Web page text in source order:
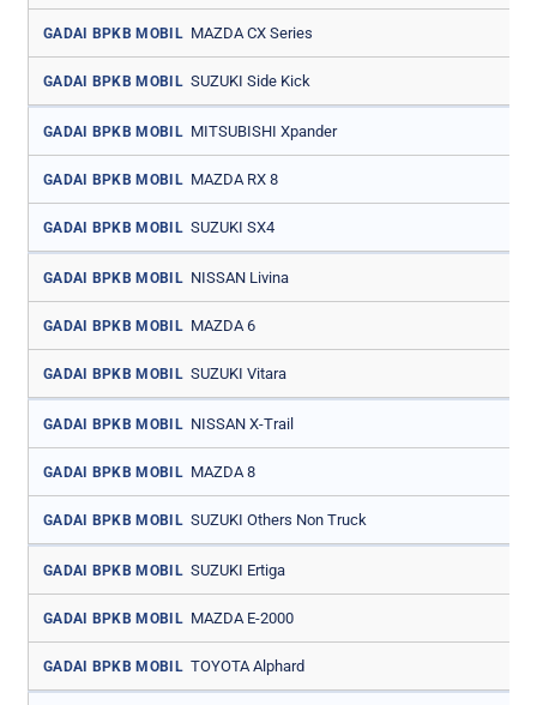
GADAI BPKB MOBIL MAZDA CX Series
GADAI BPKB MOBIL SUZUKI Side Kick
GADAI BPKB MOBIL MITSUBISHI Xpander
GADAI BPKB MOBIL MAZDA RX 8
GADAI BPKB MOBIL SUZUKI SX4
GADAI BPKB MOBIL NISSAN Livina
GADAI BPKB MOBIL MAZDA 6
GADAI BPKB MOBIL SUZUKI Vitara
GADAI BPKB MOBIL NISSAN X-Trail
GADAI BPKB MOBIL MAZDA 8
GADAI BPKB MOBIL SUZUKI Others Non Truck
GADAI BPKB MOBIL SUZUKI Ertiga
GADAI BPKB MOBIL MAZDA E-2000
GADAI BPKB MOBIL TOYOTA Alphard